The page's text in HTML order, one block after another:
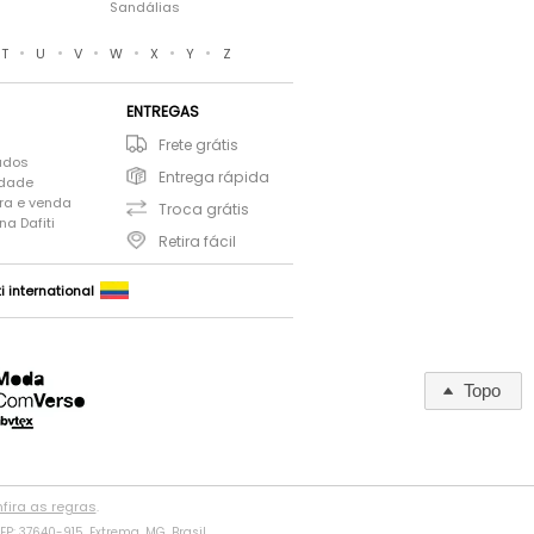
Topo
Sandálias
T • U • V • W • X • Y • Z
e venda
Dafiti
ENTREGAS
Frete grátis
Entrega rápida
Troca grátis
Retira fácil
international
as regras.